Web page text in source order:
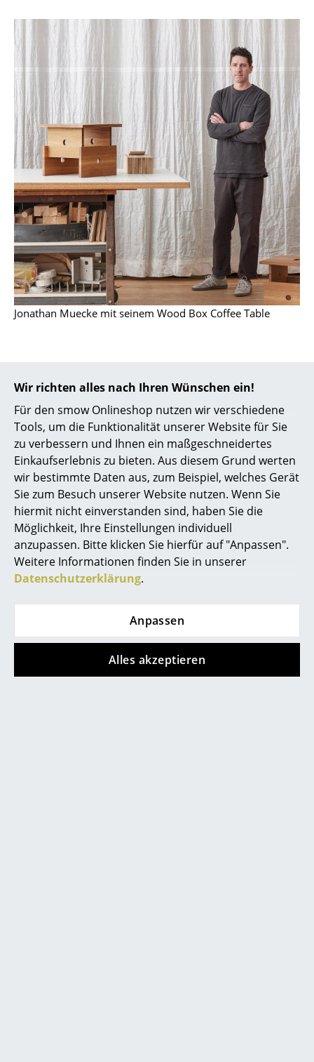
Wir richten alles nach Ihren Wünschen ein!
Für den smow Onlineshop nutzen wir verschiedene
Tools, um die Funktionalität unserer Website für Sie
zu verbessern und Ihnen ein maßgeschneidertes
Einkaufserlebnis zu bieten. Aus diesem Grund werten
wir bestimmte Daten aus, zum Beispiel, welches Gerät
Sie zum Besuch unserer Website nutzen. Wenn Sie
hiermit nicht einverstanden sind, haben Sie die
Möglichkeit, Ihre Einstellungen individuell
anzupassen. Bitte klicken Sie hierfür auf "Anpassen".
Weitere Informationen finden Sie in unserer
Datenschutzerklärung.
Anpassen
Alles akzeptieren
TV Möbel
Beistell- & Rollcontainer
Barmöbel
Garderoben
Kleinaufbewahrung
Einzelteile
... alle Aufbewahrungsmöbel
Licht
Hängeleuchten & Deckenleuchten
Tischleuchten
Schreibtischleuchten
Wandleuchten
Outdoor-Leuchten
Akkuleuchten
... alle Leuchten
Betten
Doppelbetten
Einzelbetten
... alle Betten
Jonathan Muecke mit seinem Wood Box Coffee Table
0800 15 60 00
Mo-Fr: 9-17 Uhr
service@smow.ch